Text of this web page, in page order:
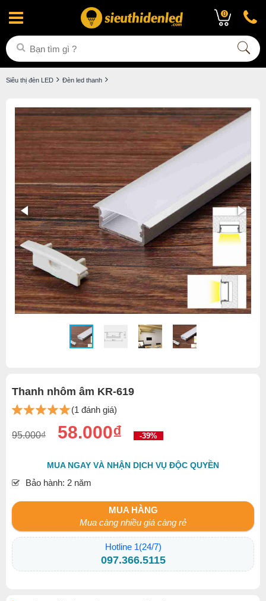
0
Siêu thị đèn LED Đèn led thanh
Thanh nhôm âm KR-619
(1 đánh giá)
95.000₫ 58.000₫ -39%
MUA NGAY VÀ NHẬN DỊCH VỤ ĐỘC QUYỀN
Bảo hành: 2 năm
MUA HÀNG
Mua càng nhiều giá càng rẻ
Hotline 1(24/7)
097.366.5115